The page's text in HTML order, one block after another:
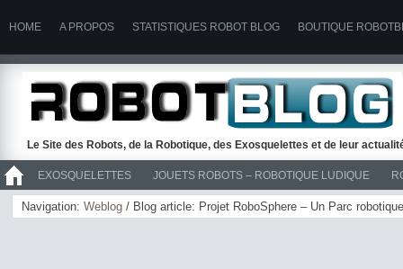
HOME A PROPOS STATISTIQUES ROBOT BLOG BOUTIQUE
Le Site des Robots, de la Robotique, des Exosquelettes et de leur
EXOSQUELETTES JOUETS ROBOTS – ROBOTIQUE LUDIQUE
>> ROBOTS
Navigation: Weblog / Blog article: Projet RoboSphere – Un Parc